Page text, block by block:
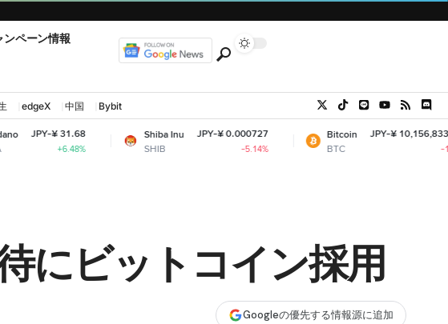
ンペーン情報
edgeX 中国 Bybit
Shiba Inu
SHIB
JPY-¥ 0.000727
Bitcoin
BTC
JPY-¥ 10,156,833.37
にビットコイン採用
Googleの優先する情報源に追加